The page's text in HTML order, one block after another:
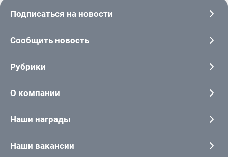
Подписаться на новости
Сообщить новость
Рубрики
О компании
Наши награды
Наши вакансии